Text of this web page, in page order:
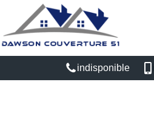
indisponible